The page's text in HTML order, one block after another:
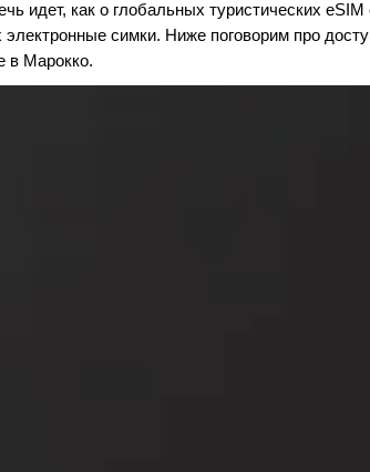
идет, как о глобальных туристических
симки. Ниже поговорим про
в Марокко.